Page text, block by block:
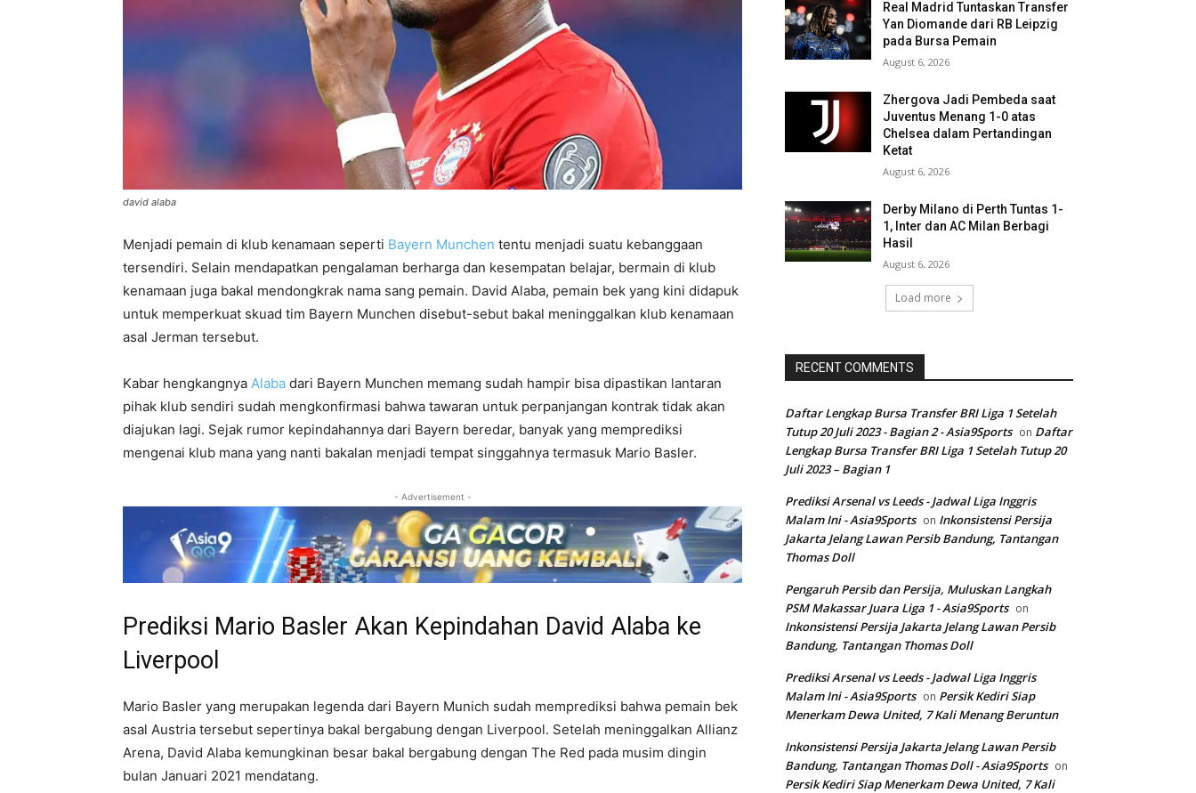
david alaba
Menjadi pemain di klub kenamaan seperti Bayern Munchen tentu menjadi suatu kebanggaan
tersendiri. Selain mendapatkan pengalaman berharga dan kesempatan belajar, bermain di klub
kenamaan juga bakal mendongkrak nama sang pemain. David Alaba, pemain bek yang kini didapuk
untuk memperkuat skuad tim Bayern Munchen disebut-sebut bakal meninggalkan klub kenamaan
asal Jerman tersebut.
Kabar hengkangnya Alaba dari Bayern Munchen memang sudah hampir bisa dipastikan lantaran
pihak klub sendiri sudah mengkonfirmasi bahwa tawaran untuk perpanjangan kontrak tidak akan
diajukan lagi. Sejak rumor kepindahannya dari Bayern beredar, banyak yang memprediksi
mengenai klub mana yang nanti bakalan menjadi tempat singgahnya termasuk Mario Basler.
- Advertisement -
Prediksi Mario Basler Akan Kepindahan David Alaba ke
Liverpool
Mario Basler yang merupakan legenda dari Bayern Munich sudah memprediksi bahwa pemain bek
asal Austria tersebut sepertinya bakal bergabung dengan Liverpool. Setelah meninggalkan Allianz
Arena, David Alaba kemungkinan besar bakal bergabung dengan The Red pada musim dingin
bulan Januari 2021 mendatang.
Real Madrid Tuntaskan Transfer
Yan Diomande dari RB Leipzig
pada Bursa Pemain
August 6, 2026
Zhergova Jadi Pembeda saat
Juventus Menang 1-0 atas
Chelsea dalam Pertandingan
Ketat
August 6, 2026
Derby Milano di Perth Tuntas 1-
1, Inter dan AC Milan Berbagi
Hasil
August 6, 2026
Load more
RECENT COMMENTS
Daftar Lengkap Bursa Transfer BRI Liga 1 Setelah
Tutup 20 Juli 2023 - Bagian 2 - Asia9Sports on Daftar
Lengkap Bursa Transfer BRI Liga 1 Setelah Tutup 20
Juli 2023 – Bagian 1
Prediksi Arsenal vs Leeds - Jadwal Liga Inggris
Malam Ini - Asia9Sports on Inkonsistensi Persija
Jakarta Jelang Lawan Persib Bandung, Tantangan
Thomas Doll
Pengaruh Persib dan Persija, Muluskan Langkah
PSM Makassar Juara Liga 1 - Asia9Sports on
Inkonsistensi Persija Jakarta Jelang Lawan Persib
Bandung, Tantangan Thomas Doll
Prediksi Arsenal vs Leeds - Jadwal Liga Inggris
Malam Ini - Asia9Sports on Persik Kediri Siap
Menerkam Dewa United, 7 Kali Menang Beruntun
Inkonsistensi Persija Jakarta Jelang Lawan Persib
Bandung, Tantangan Thomas Doll - Asia9Sports on
Persik Kediri Siap Menerkam Dewa United, 7 Kali